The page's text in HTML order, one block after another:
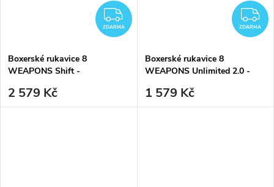
ZDARMA
ZDARMA
Boxerské rukavice 8
WEAPONS Shift -
2 579 Kč
ZDARMA
Boxerské rukavice 8
WEAPONS Unlimited 2.0 -
1 579 Kč